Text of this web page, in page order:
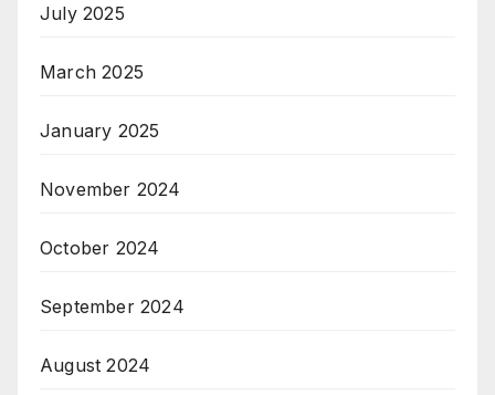
July 2025
March 2025
January 2025
November 2024
October 2024
September 2024
August 2024